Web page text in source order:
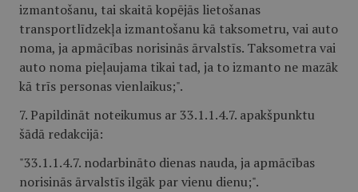
izmantošanu, tai skaitā kopējās lietošanas
transportlīdzekļa izmantošanu kā taksometru, vai auto
noma, ja apmācības norisinās ārvalstīs. Taksometra vai
auto noma pieļaujama tikai tad, ja to izmanto ne mazāk
kā trīs personas vienlaikus;".
7. Papildināt noteikumus ar 33.1.1.4.7. apakšpunktu
šādā redakcijā:
"33.1.1.4.7. nodarbināto dienas nauda, ja apmācības
norisinās ārvalstīs ilgāk par vienu dienu;".